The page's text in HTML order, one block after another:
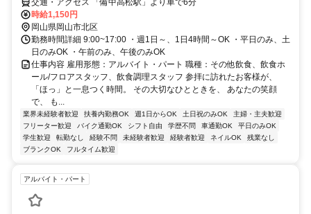
時給1,150円
岡山県岡山市北区
勤務時間詳細 9:00~17:00 ・週1日～、1日4時間～OK ・平日のみ、土
日のみOK ・午前のみ、午後のみOK
仕事内容 雇用形態：アルバイト・パート 職種：その他飲食、飲食ホ
ール/フロアスタッフ、飲食調理スタッフ 参拝に訪れたお客様が、
「ほっ」と一息つく時間。 その大切なひとときを、 あなたの笑顔
で、 も...
業界未経験者歓迎 扶養内勤務OK 週1日からOK 土日祝のみOK
主婦・主夫歓迎
フリーター歓迎
バイク通勤OK シフト自由 学歴不問 車通勤OK
平日のみOK
学生歓迎
転勤なし 経験不問 未経験者歓迎 経験者歓迎 ネイルOK
残業なし
ブランクOK
フルタイム歓迎
アルバイト・パート